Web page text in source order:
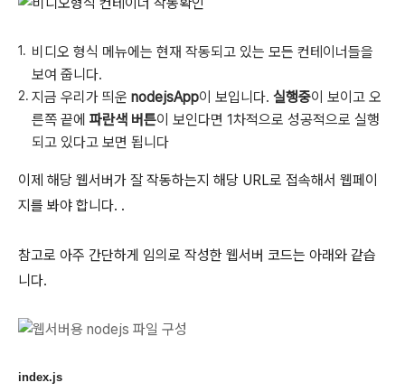
비디오 형식 메뉴에는 현재 작동되고 있는 모든 컨테이너들을
보여 줍니다.
지금 우리가 띄운 nodejsApp이 보입니다. 실행중이 보이고 오
른쪽 끝에 파란색 버튼이 보인다면 1차적으로 성공적으로 실행
되고 있다고 보면 됩니다
이제 해당 웹서버가 잘 작동하는지 해당 URL로 접속해서 웹페이
지를 봐야 합니다. .
참고로 아주 간단하게 임의로 작성한 웹서버 코드는 아래와 같습
니다.
index.js